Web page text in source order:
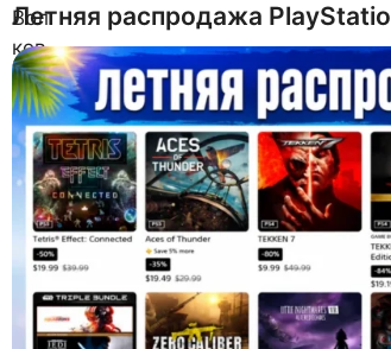
Летняя распродажа